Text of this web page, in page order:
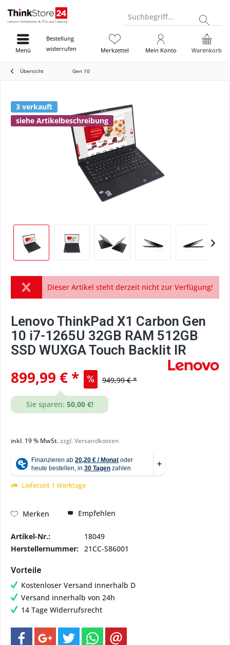
Suchbegriff...
Bestellung
widerrufen
Warenkorb
Merkzettel Mein Konto
Menü
Übersicht Gen 10
3 verkauft
siehe Artikelbeschreibung
Dieser Artikel steht derzeit nicht zur Verfügung!
Lenovo ThinkPad X1 Carbon Gen
10 i7-1265U 32GB RAM 512GB
SSD WUXGA Touch Backlit IR
899,99 € * 949,99 € *
Sie sparen: 50,00 €!
inkl. 19 % MwSt.zzgl. Versandkosten
Lieferzeit 1 Werktage
Merken Empfehlen
Artikel-Nr.:
18049
Herstellernummer: 21CC-S86001
Vorteile
Kostenloser Versand innerhalb D
Versand innerhalb von 24h
14 Tage Widerrufsrecht